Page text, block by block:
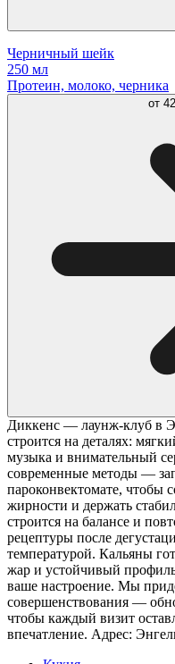
Черничный шейк
250 мл
Протеин, молоко, черника
от
Диккенс — лаунж-клуб в
строится на деталях:
музыка и внимательный
современные методы —
пароконвектомате, чтобы
жирности и держать
строится на балансе и
рецептуры после
температурой. Кальяны
жар и устойчивый
ваше настроение. Мы
совершенствования —
чтобы каждый визит
впечатление. Адрес: